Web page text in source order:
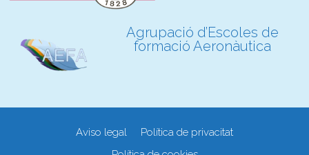
Agrupació d’Escoles de
formació Aeronàutica
Aviso legal
Política de privacitat